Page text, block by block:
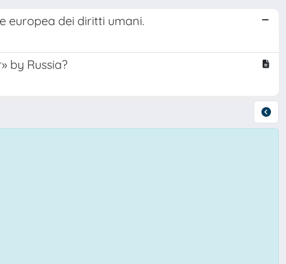
europea dei diritti umani.
by Russia?